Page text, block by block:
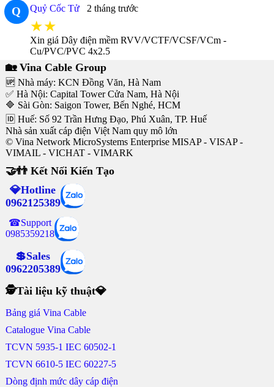
Q Quỷ Cốc Tử 2 tháng trước
★★
Xin giá Dây điện mềm RVV/VCTF/VCSF/VCm -
Cu/PVC/PVC 4x2.5
🏡 Vina Cable Group
🆙 Nhà máy: KCN Đồng Văn, Hà Nam
✅ Hà Nội: Capital Tower Cửa Nam, Hà Nội
🔷 Sài Gòn: Saigon Tower, Bến Nghé, HCM
🆔 Huế: Số 92 Trần Hưng Đạo, Phú Xuân, TP. Huế
Nhà sản xuất cáp điện Việt Nam quy mô lớn
© Vina Network MicroSystems Enterprise MISAP - VISAP -
VIMAIL - VICHAT - VIMARK
🤝👬 Kết Nối Kiến Tạo
💎Hotline
0962125389
☎Support
0985359218
💲Sales
0962205389
🕵Tài liệu kỹ thuật💎
Bảng giá Vina Cable
Catalogue Vina Cable
TCVN 5935-1 IEC 60502-1
TCVN 6610-5 IEC 60227-5
Dòng định mức dây cáp điện